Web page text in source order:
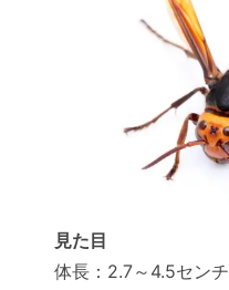
見た目
体長：2.7～4.5センチ